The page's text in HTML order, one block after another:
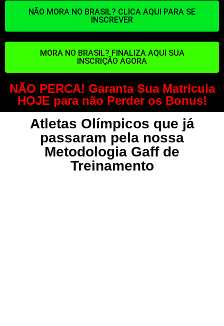
NÃO MORA NO BRASIL? CLICA AQUI PARA SE
INSCREVER
MORA NO BRASIL? FINALIZA AQUI SUA
INSCRIÇÃO AGORA
NÃO PERCA! Garanta Sua Matrícula
HOJE para não Perder os Bonus!
Atletas Olímpicos que já
passaram pela nossa
Metodologia Gaff de
Treinamento